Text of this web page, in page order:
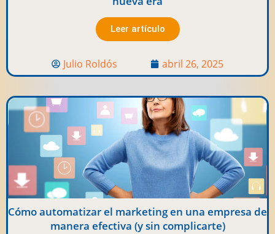
Leer artículo
Julio Roldós abril 26, 2025
Cómo automatizar el marketing en una empresa de
manera efectiva (y sin complicarte)